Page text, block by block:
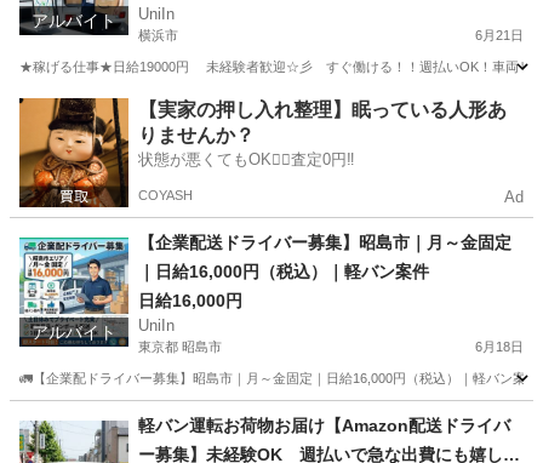
アルバイト UniIn
横浜市 6月21日
★稼げる仕事★日給19000円 未経験者歓迎☆彡 すぐ働ける！！週払いOK！車両リー
神奈川 横浜市 配送 配達状況
【実家の押し入れ整理】眠っている人形あ
りませんか？
状態が悪くてもOK🙆‍♀️査定0円‼️
COYASH Ad
アルバイト
【企業配送ドライバー募集】昭島市｜月～金固定
｜日給16,000円（税込）｜軽バン案件
日給16,000円
UniIn
東京都 昭島市 6月18日
🚛【企業配ドライバー募集】昭島市｜月～金固定｜日給16,000円（税込）｜軽バン案
配送
軽バン運転お荷物お届け【Amazon配送ドライバ
ー募集】未経験OK 週払いで急な出費にも嬉しい